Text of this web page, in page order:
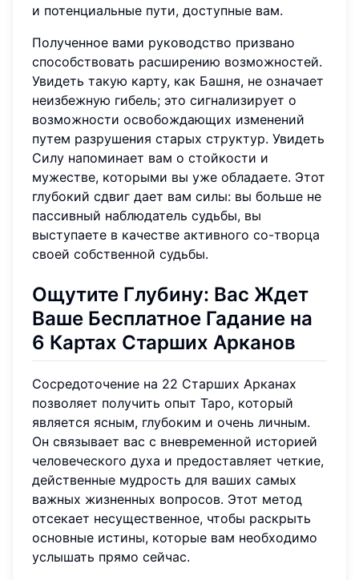
и потенциальные пути, доступные вам.
Полученное вами руководство призвано
способствовать расширению возможностей.
Увидеть такую карту, как Башня, не означает
неизбежную гибель; это сигнализирует о
возможности освобождающих изменений
путем разрушения старых структур. Увидеть
Силу напоминает вам о стойкости и
мужестве, которыми вы уже обладаете. Этот
глубокий сдвиг дает вам силы: вы больше не
пассивный наблюдатель судьбы, вы
выступаете в качестве активного со-творца
своей собственной судьбы.
Ощутите Глубину: Вас Ждет
Ваше Бесплатное Гадание на
6 Картах Старших Арканов
Сосредоточение на 22 Старших Арканах
позволяет получить опыт Таро, который
является ясным, глубоким и очень личным.
Он связывает вас с вневременной историей
человеческого духа и предоставляет четкие,
действенные мудрость для ваших самых
важных жизненных вопросов. Этот метод
отсекает несущественное, чтобы раскрыть
основные истины, которые вам необходимо
услышать прямо сейчас.